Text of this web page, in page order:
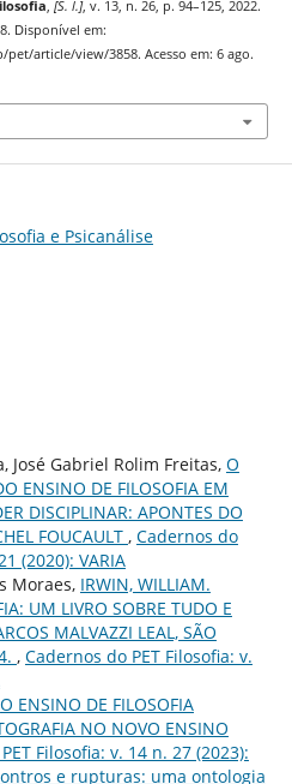
, [S. l.], v. 13, n. 26, p. 94–125, 2022.
Disponível em:
article/view/3858. Acesso em: 6 ago.
e Psicanálise
José Gabriel Rolim Freitas, O
ENSINO DE FILOSOFIA EM
DISCIPLINAR: APONTES DO
FOUCAULT , Cadernos do
(2020): VARIA
Moraes, IRWIN, WILLIAM.
UM LIVRO SOBRE TUDO E
MALVAZZI LEAL, SÃO
, Cadernos do PET Filosofia: v.
O ENSINO DE FILOSOFIA
NO NOVO ENSINO
Filosofia: v. 14 n. 27 (2023):
e rupturas: uma ontologia